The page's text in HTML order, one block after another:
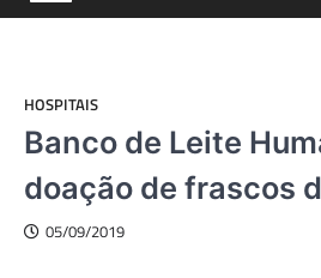
HOSPITAIS
Banco de Leite
doação de frascos
05/09/2019